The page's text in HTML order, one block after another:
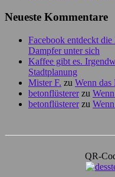
Neueste Kommentare
Facebook entdeckt
Dampfer unter sich
Kaffee gibt es.
Stadtplanung
Mister F. zu Wenn das
betonflüstererzu
betonflüstererzu
QR-